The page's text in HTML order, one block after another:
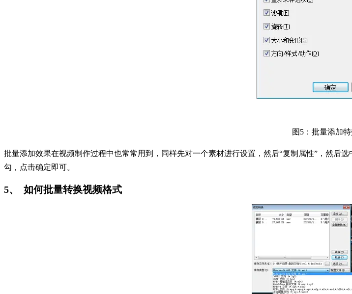
图5：批量添加
批量添加效果在视频制作过程中也常常用到，同样先对一个素材进行设置，然后“复制属性”，然后
勾，点击确定即可。
5、 如何批量转换视频格式